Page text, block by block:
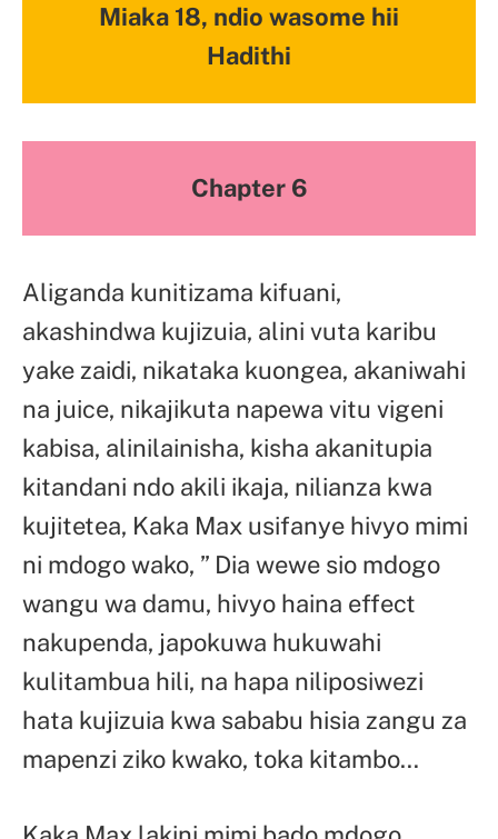
Miaka 18, ndio wasome hii
Hadithi
Chapter 6
Aliganda kunitizama kifuani,
akashindwa kujizuia, alini vuta karibu
yake zaidi, nikataka kuongea, akaniwahi
na juice, nikajikuta napewa vitu vigeni
kabisa, alinilainisha, kisha akanitupia
kitandani ndo akili ikaja, nilianza kwa
kujitetea, Kaka Max usifanye hivyo mimi
ni mdogo wako, ” Dia wewe sio mdogo
wangu wa damu, hivyo haina effect
nakupenda, japokuwa hukuwahi
kulitambua hili, na hapa niliposiwezi
hata kujizuia kwa sababu hisia zangu za
mapenzi ziko kwako, toka kitambo…